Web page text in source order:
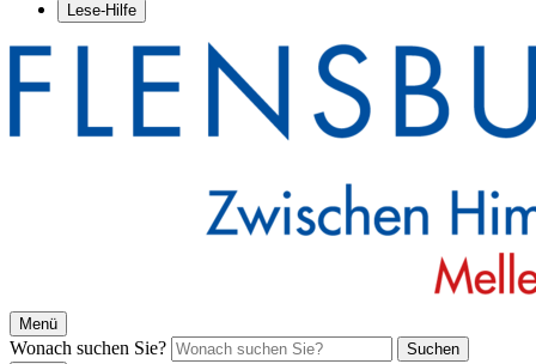
Lese-Hilfe
Menü
Wonach suchen Sie?
Suchen